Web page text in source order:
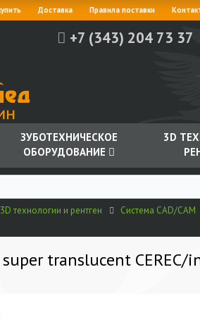
Доставка Правила поставки
+7 (343) 204 73 37
ЗУБОТЕХНИЧЕСКОЕ
ОБОРУДОВАНИЕ
3D
3D технологии и рентген Система CAD/CAM
super translucent